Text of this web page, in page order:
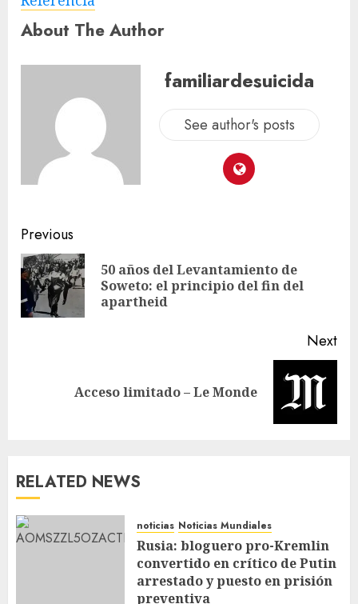
About The Author
familiardesuicida
See author's posts
Previous
50 años del Levantamiento de
Soweto: el principio del fin del
apartheid
Next
Acceso limitado – Le Monde
RELATED NEWS
noticias Noticias Mundiales
Rusia: bloguero pro-Kremlin
convertido en crítico de Putin
arrestado y puesto en prisión
preventiva